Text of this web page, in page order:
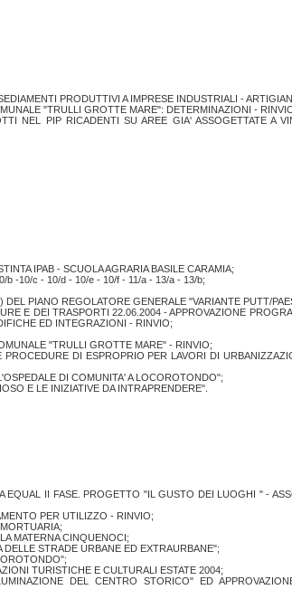
PRODUTTIVI A IMPRESE INDUSTRIALI -
"TRULLI GROTTE MARE": DETERMINAZIONI -
NEL PIP RICADENTI SU AREE GIA' ASSOGETTATE A
IPAB - SCUOLA AGRARIA BASILE CARAMIA;
b -10/c - 10/d - 10/e - 10/f - 11/a - 13/a - 13/b;
PIANO REGOLATORE GENERALE "VARIANTE PUTT/
E DEI TRASPORTI 22.06.2004 - APPROVAZIONE
ED INTEGRAZIONI - RINVIO;
"TRULLI GROTTE MARE" - RINVIO;
DI ESPROPRIO PER LAVORI DI
DI COMUNITA' A LOCOROTONDO";
E LE INIZIATIVE DA INTRAPRENDERE".
II FASE. PROGETTO "IL GUSTO DEI LUOGHI " -
PER UTILIZZO - RINVIO;
MATERNA CINQUENOCI;
STRADE URBANE ED EXTRAURBANE";
TURISTICHE E CULTURALI ESTATE 2004;
DEL CENTRO STORICO" ED